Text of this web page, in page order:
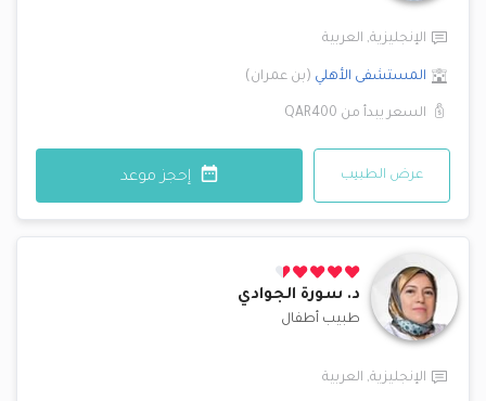
الإنجليزية, العربية
المستشفى الأهلي (بن عمران)
السعر يبدأ من QAR400
عرض الطبيب إحجز موعد
د. سورة الجوادي
طبيب أطفال
الإنجليزية, العربية